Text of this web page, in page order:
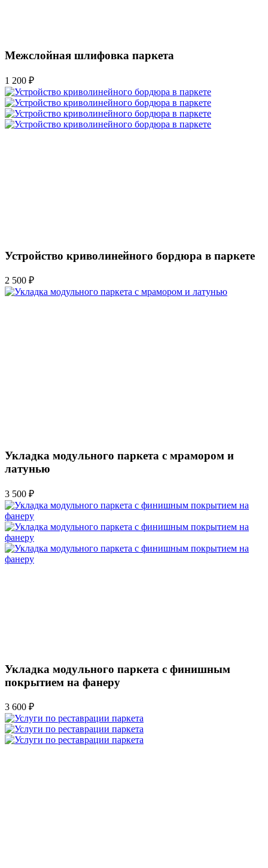
Межслойная шлифовка паркета
1 200 ₽
Устройство криволинейного бордюра в паркете
2 500 ₽
Укладка модульного паркета с мрамором и
латунью
3 500 ₽
Укладка модульного паркета с финишным
покрытием на фанеру
3 600 ₽